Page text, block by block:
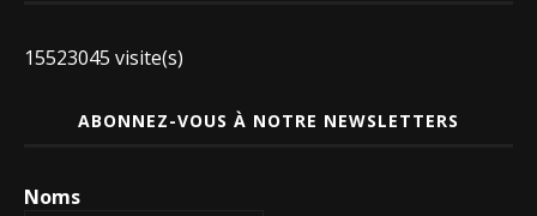
15523045 visite(s)
ABONNEZ-VOUS À NOTRE NEWSLETTERS
Noms